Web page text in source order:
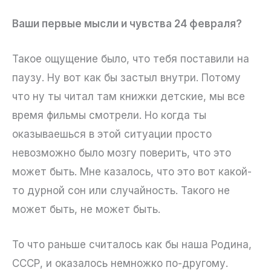
Ваши первые мысли и чувства 24 февраля?
Такое ощущение было, что тебя поставили на
паузу. Ну вот как бы застыл внутри. Потому
что ну ты читал там книжки детские, мы все
время фильмы смотрели. Но когда ты
оказываешься в этой ситуации просто
невозможно было мозгу поверить, что это
может быть. Мне казалось, что это вот какой-
то дурной сон или случайность. Такого не
может быть, не может быть.
То что раньше считалось как бы наша Родина,
СССР, и оказалось немножко по-другому.